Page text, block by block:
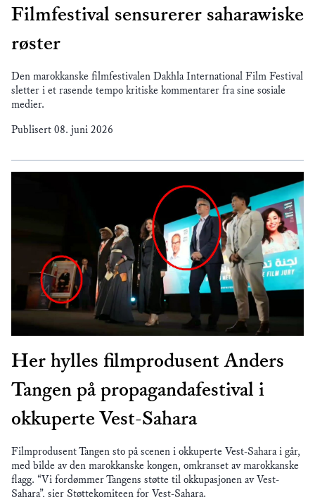
Filmfestival sensurerer saharawiske
røster
Den marokkanske filmfestivalen Dakhla International Film Festival
sletter i et rasende tempo kritiske kommentarer fra sine sosiale
medier.
Publisert 08. juni 2026
Her hylles filmprodusent Anders
Tangen på propagandafestival i
okkuperte Vest-Sahara
Filmprodusent Tangen sto på scenen i okkuperte Vest-Sahara i går,
med bilde av den marokkanske kongen, omkranset av marokkanske
flagg. “Vi fordømmer Tangens støtte til okkupasjonen av Vest-
Sahara”, sier Støttekomiteen for Vest-Sahara.